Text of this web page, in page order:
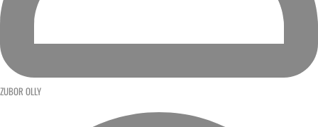
ZUBOR OLLY